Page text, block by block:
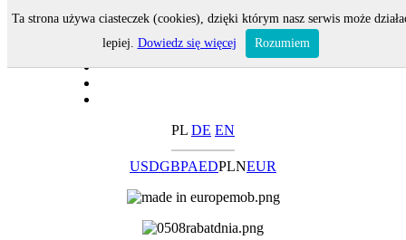
PL DE EN
USDGBPAEDPLNEUR
Ta strona używa ciasteczek (cookies), dzięki którym nasz serwis może
lepiej. Dowiedz się więcej Rozumiem